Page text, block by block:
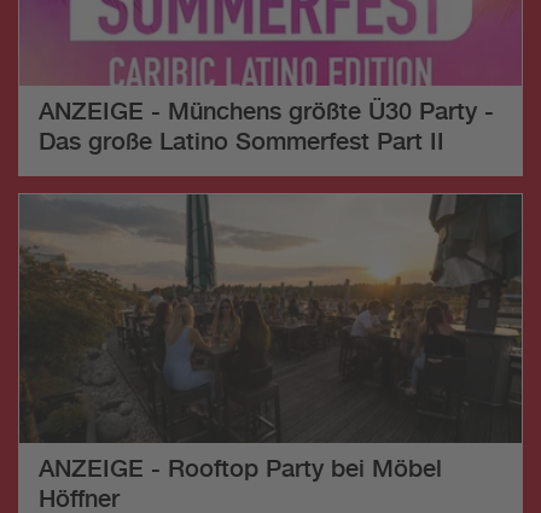
ANZEIGE - Münchens größte Ü30 Party -
Das große Latino Sommerfest Part II
ANZEIGE - Rooftop Party bei Möbel
Höffner